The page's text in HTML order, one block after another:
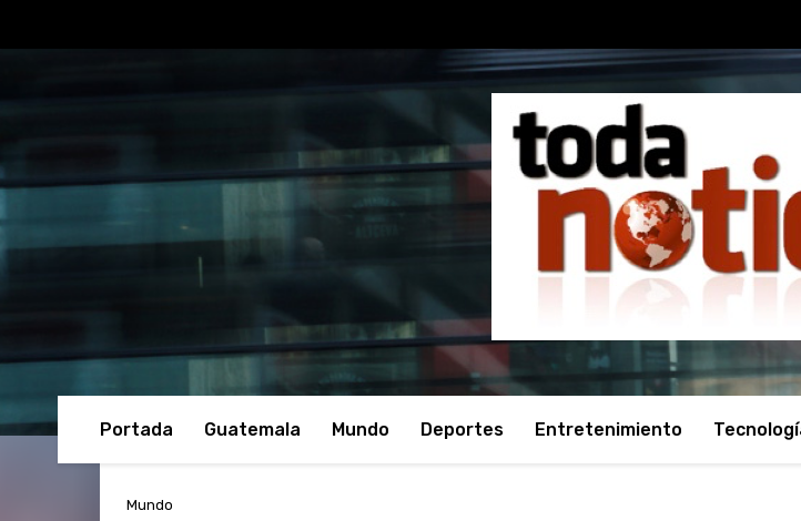
Portada Guatemala Mundo Deportes Entretenimiento
Mundo